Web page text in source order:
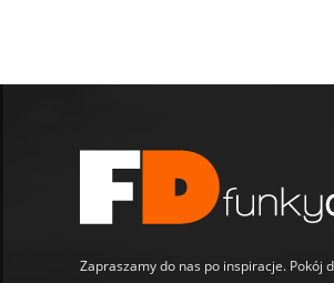
Zapraszamy do nas po inspiracje. Pokój